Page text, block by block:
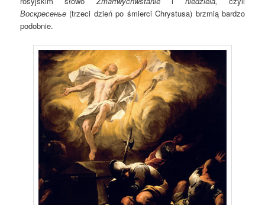
Воскресенье (trzeci dzień po śmierci Chrystusa) brzmią bardzo
podobnie.